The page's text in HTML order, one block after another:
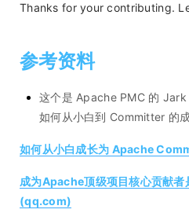
Thanks for your contributing.
参考资料
这个是 Apache PMC 的 Jark
如何从小白到 Committer 的
如何从小白成长为 Apache
成为Apache顶级项目核心贡献者
(qq.com)